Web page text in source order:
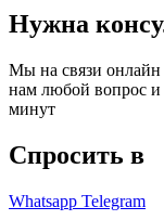
Нужна
Мы на связи онлайн
нам любой вопрос и
минут
Спросить в
Whatsapp Telegram